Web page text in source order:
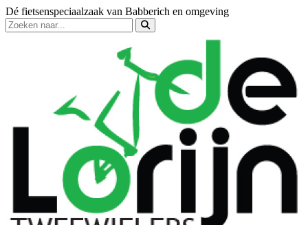
Dé fietsenspeciaalzaak van Babberich en omgeving